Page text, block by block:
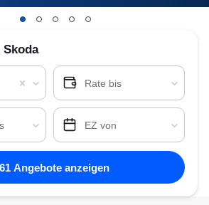
Skoda
Rate bis
EZ von
Angebote anzeigen